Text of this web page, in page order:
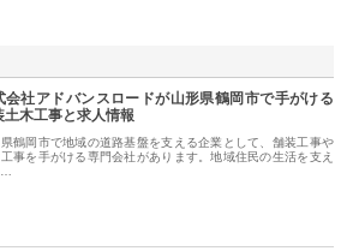
会社アドバンスロードが山形県鶴岡市で手がける
土木工事と求人情報
鶴岡市で地域の道路基盤を支える企業として、舗装工事や
事を手がける専門会社があります。地域住民の生活を支え